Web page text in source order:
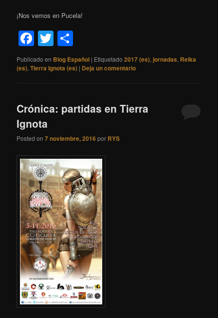
¡Nos vemos en Pucela!
Facebook
Twitter
Publicado en Blog Español | Etiquetado 2017 (es),jornadas, Reika
(es),Tierra Ignota (es) | Deja un comentario
Crónica: partidas en Tierra
Ignota
Posted on7 noviembre, 2016por RYS